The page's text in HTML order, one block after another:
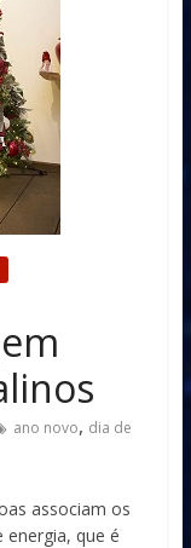
ano novo, dia de
associam os
que é